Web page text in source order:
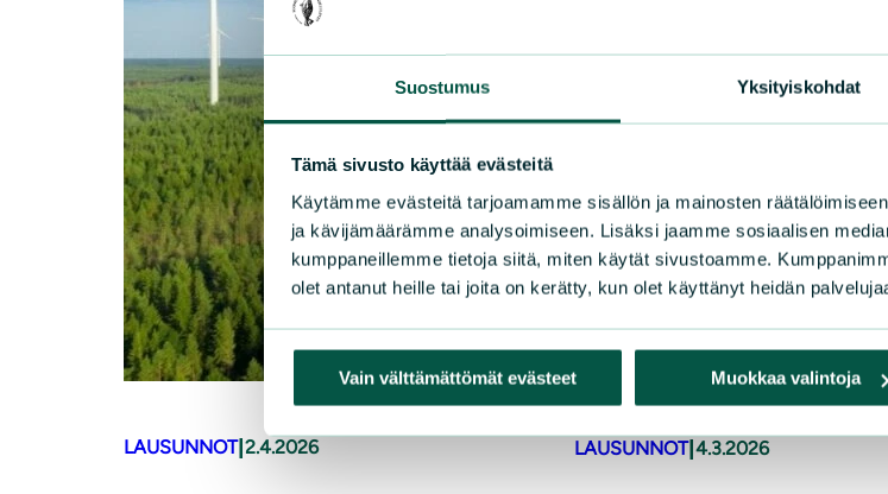
Suostumus Yksityiskohdat
Tämä sivusto käyttää evästeitä
Käytämme evästeitä tarjoamamme sisällön ja mainosten
ja kävijämäärämme analysoimiseen. Lisäksi jaamme sosiaalisen
kumppaneillemme tietoja siitä, miten käytät sivustoamme.
olet antanut heille tai joita on kerätty, kun olet käyttänyt heidän
Vain välttämättömät evästeet Muokkaa valintoja
LAUSUNNOT| 2.4.2026 LAUSUNNOT| 4.3.2026